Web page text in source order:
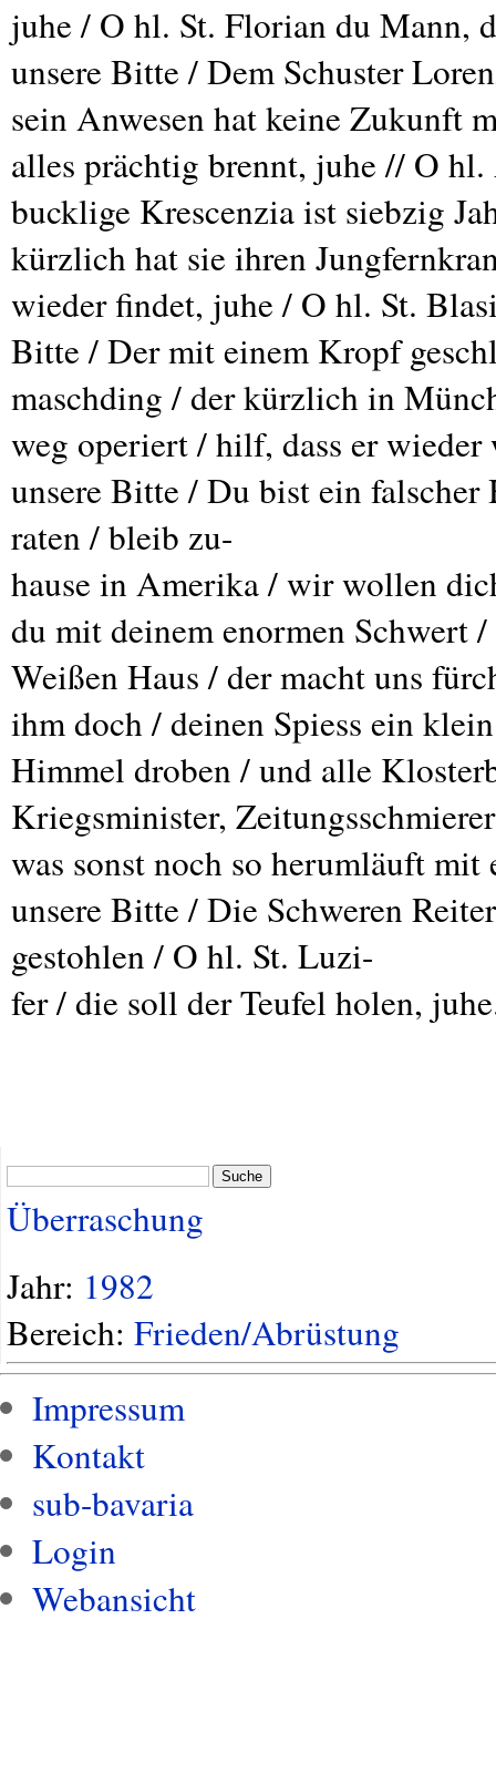
juhe / O hl. St. Florian du Mann,
unsere Bitte / Dem Schuster
sein Anwesen hat keine Zukunft
alles prächtig brennt, juhe // O
bucklige Krescenzia ist siebzig
kürzlich hat sie ihren
wieder findet, juhe / O hl. St.
Bitte / Der mit einem Kropf
maschding / der kürzlich in
weg operiert / hilf, dass er
unsere Bitte / Du bist ein
raten / bleib zu-
hause in Amerika / wir wollen
du mit deinem enormen Schwert
Weißen Haus / der macht uns
ihm doch / deinen Spiess ein
Himmel droben / und alle
Kriegsminister,
was sonst noch so herumläuft
unsere Bitte / Die Schweren
gestohlen / O hl. St. Luzi-
fer / die soll der Teufel holen,
Suche
Überraschung
Jahr: 1982
Bereich: Frieden/Abrüstung
Impressum
Kontakt
sub-bavaria
Login
Webansicht